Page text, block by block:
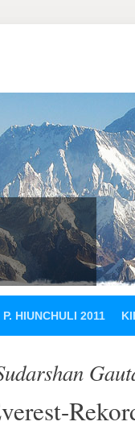
P. HIUNCHULI 2011